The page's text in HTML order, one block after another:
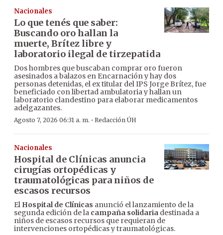
Nacionales
Lo que tenés que saber:
Buscando oro hallan la
muerte, Brítez libre y
laboratorio ilegal de tirzepatida
Dos hombres que buscaban comprar oro fueron
asesinados a balazos en Encarnación y hay dos
personas detenidas, el ex titular del IPS Jorge Brítez, fue
beneficiado con libertad ambulatoria y hallan un
laboratorio clandestino para elaborar medicamentos
adelgazantes.
Agosto 7, 2026 06:31 a. m. · Redacción ÚH
Nacionales
Hospital de Clínicas anuncia
cirugías ortopédicas y
traumatológicas para niños de
escasos recursos
El Hospital de Clínicas anunció el lanzamiento de la
segunda edición de la campaña solidaria destinada a
niños de escasos recursos que requieran de
intervenciones ortopédicas y traumatológicas.